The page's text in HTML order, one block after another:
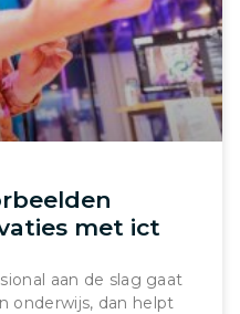
met ict
aan de slag gaat
onderwijs, dan helpt